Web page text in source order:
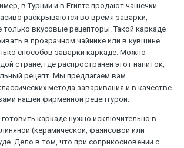
в Турции и в Египте продают чашечки
раскрываются во время заварки,
только вкусовые рецепторы. Такой каркаде
в прозрачном чайнике или в кувшине.
способов заварки каркаде. Можно
стране, где распространен этот напиток,
рецепт. Мы предлагаем вам
метода заваривания и в качестве
нашей фирменной рецептурой.
каркаде нужно исключительно в
(керамической, фаянсовой или
Дело в том, что при соприкосновении с